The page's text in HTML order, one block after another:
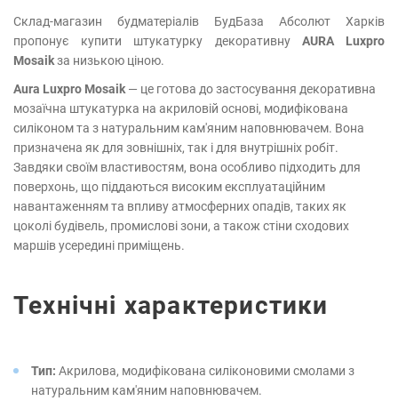
Склад-магазин будматеріалів БудБаза Абсолют Харків
пропонує купити штукатурку декоративну AURA Luxpro
Mosaik за низькою ціною.
Aura Luxpro Mosaik — це готова до застосування декоративна
мозаїчна штукатурка на акриловій основі, модифікована
силіконом та з натуральним кам'яним наповнювачем. Вона
призначена як для зовнішніх, так і для внутрішніх робіт.
Завдяки своїм властивостям, вона особливо підходить для
поверхонь, що піддаються високим експлуатаційним
навантаженням та впливу атмосферних опадів, таких як
цоколі будівель, промислові зони, а також стіни сходових
маршів усередині приміщень.
Технічні характеристики
Тип: Акрилова, модифікована силіконовими смолами з
натуральним кам'яним наповнювачем.